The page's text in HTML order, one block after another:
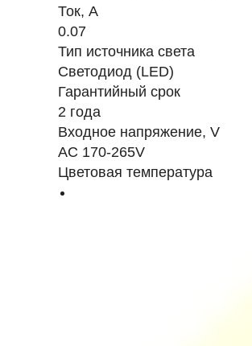
Ток, A
0.07
Тип источника света
Светодиод (LED)
Гарантийный срок
2 года
Входное напряжение, V
AC 170-265V
Цветовая температура